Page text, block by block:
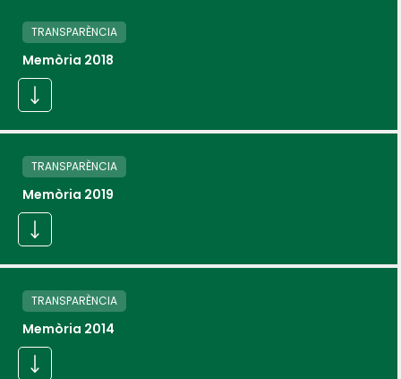
TRANSPARÈNCIA
Memòria 2018
TRANSPARÈNCIA
Memòria 2019
TRANSPARÈNCIA
Memòria 2014